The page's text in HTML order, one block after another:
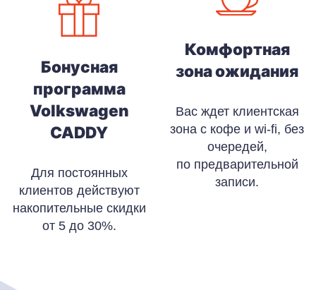
Бонусная
программа
Volkswagen
CADDY
Для постоянных
клиентов действуют
накопительные скидки
от 5 до 30%.
Комфортная
зона ожидания
Вас ждет клиентская
зона с кофе и wi-fi, без
очередей,
по предварительной
записи.